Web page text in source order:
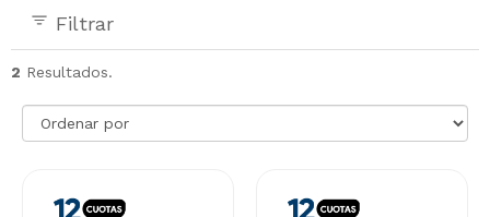
Filtrar
2 Resultados.